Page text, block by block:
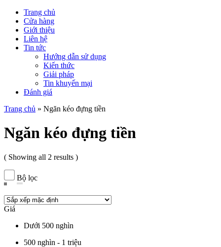
Trang chủ
Cửa hàng
Giới thiệu
Liên hệ
Tin tức
Hướng dẫn sử dụng
Kiến thức
Giải pháp
Tin khuyến mại
Đánh giá
Trang chủ » Ngăn kéo đựng tiền
Ngăn kéo đựng tiền
( Showing all 2 results )
Bộ lọc
Giá
Dưới 500 nghìn
500 nghìn - 1 triệu